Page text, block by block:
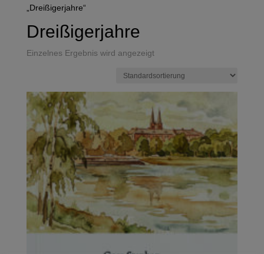
„Dreißigerjahre“
Dreißigerjahre
Einzelnes Ergebnis wird angezeigt